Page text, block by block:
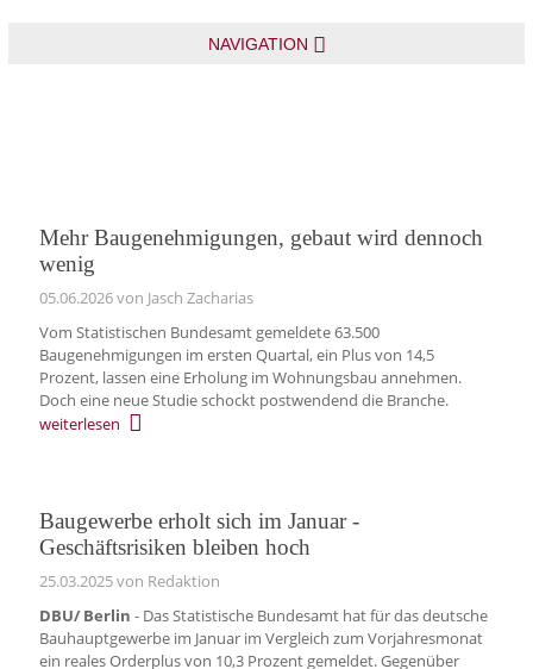
NAVIGATION
Mehr Baugenehmigungen, gebaut wird dennoch
wenig
05.06.2026von Jasch Zacharias
Vom Statistischen Bundesamt gemeldete 63.500
Baugenehmigungen im ersten Quartal, ein Plus von 14,5
Prozent, lassen eine Erholung im Wohnungsbau annehmen.
Doch eine neue Studie schockt postwendend die Branche.
weiterlesen
Baugewerbe erholt sich im Januar -
Geschäftsrisiken bleiben hoch
25.03.2025von Redaktion
DBU/ Berlin - Das Statistische Bundesamt hat für das deutsche
Bauhauptgewerbe im Januar im Vergleich zum Vorjahresmonat
ein reales Orderplus von 10,3 Prozent gemeldet. Gegenüber